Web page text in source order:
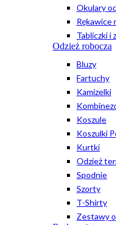
Okulary
Rękawice
Tabliczki i
Odzież robocza
Bluzy
Fartuchy
Kamizelki
Koszule
Koszulki
Kurtki
Odzież
Spodnie
Szorty
T-Shirty
Zestawy